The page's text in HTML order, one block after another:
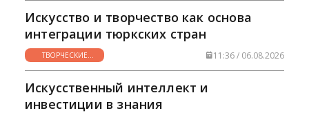
Искусство и творчество как основа
интеграции тюркских стран
ТВОРЧЕСКИЕ
ГОРИЗОНТЫ
11:36 / 06.08.2026
Искусственный интеллект и
инвестиции в знания